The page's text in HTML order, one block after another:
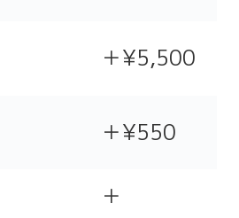
＋¥5,500
＋¥550
＋